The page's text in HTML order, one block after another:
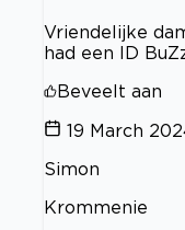
Vriendelijke
had een ID
Beveelt aan
19 March
Simon
Krommenie